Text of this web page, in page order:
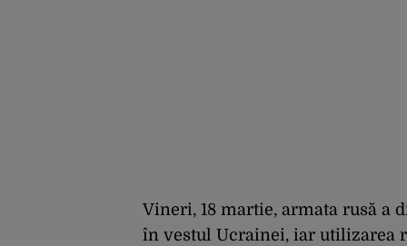
Vineri, 18 martie, armata rusă a
în vestul Ucrainei, iar utilizarea